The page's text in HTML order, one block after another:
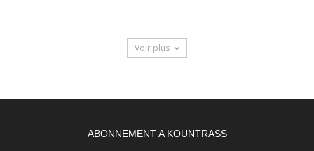
Voir plus
ABONNEMENT A KOUNTRASS